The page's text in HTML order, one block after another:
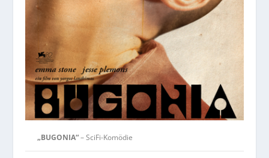
„BUGONIA“– SciFi-Komödie